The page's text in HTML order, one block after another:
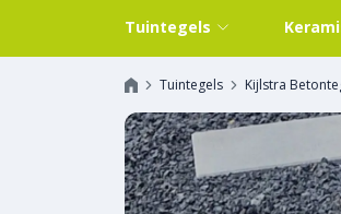
Tuintegels
Tuintegels Kijlstra